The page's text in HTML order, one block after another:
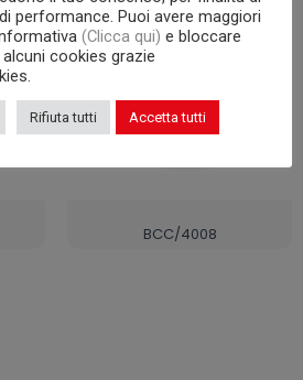
BCC/4008
performance. Puoi avere maggiori
(Clicca qui) e bloccare
cookies grazie
Rifiuta tutti Accetta tutti